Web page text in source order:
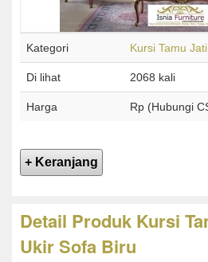
Kategori Kursi Tamu
Di lihat 2068 kali
Harga Rp (Hubungi
Detail Produk Kursi
Ukir Sofa Biru